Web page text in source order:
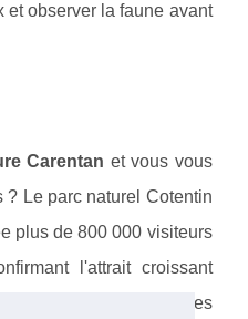
et observer la faune avant
Carentan et vous vous
? Le parc naturel Cotentin
plus de 800 000 visiteurs
l'attrait croissant
Normandie. Voici les